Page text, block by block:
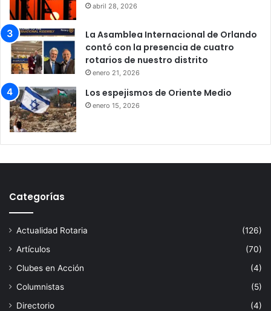
abril 28, 2026
La Asamblea Internacional de Orlando
contó con la presencia de cuatro
rotarios de nuestro distrito
enero 21, 2026
Los espejismos de Oriente Medio
enero 15, 2026
Categorías
Actualidad Rotaria
(126)
Artículos
(70)
Clubes en Acción
(4)
Columnistas
(5)
Directorio
(4)